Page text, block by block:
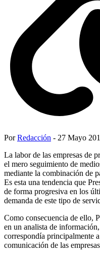
PorRedacción - 27 Mayo
La labor de las empresas de
el mero seguimiento de
mediante la combinación de
Es esta una tendencia que
de forma progresiva en los
demanda de este tipo de
Como consecuencia de ello,
en un analista de
correspondía principalmente
comunicación de las